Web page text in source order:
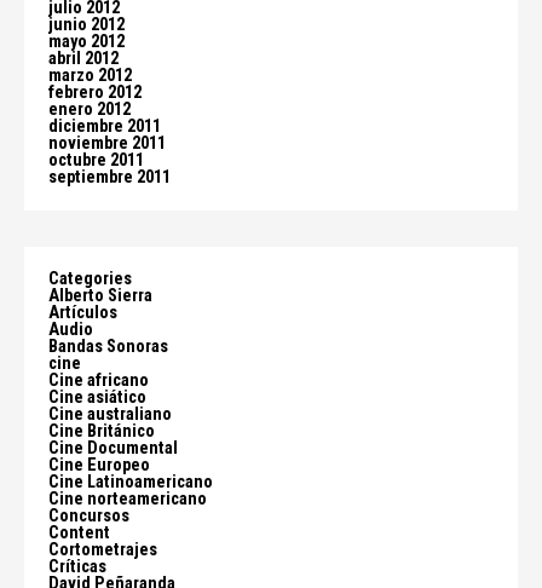
julio 2012
junio 2012
mayo 2012
abril 2012
marzo 2012
febrero 2012
enero 2012
diciembre 2011
noviembre 2011
octubre 2011
septiembre 2011
Categories
Alberto Sierra
Artículos
Audio
Bandas Sonoras
cine
Cine africano
Cine asiático
Cine australiano
Cine Británico
Cine Documental
Cine Europeo
Cine Latinoamericano
Cine norteamericano
Concursos
Content
Cortometrajes
Críticas
David Peñaranda